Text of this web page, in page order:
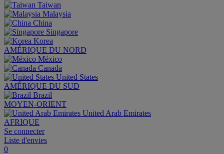
Taiwan
Malaysia
China
Singapore
Korea
AMÉRIQUE DU NORD
México
Canada
United States
AMÉRIQUE DU SUD
Brazil
MOYEN-ORIENT
United Arab Emirates
AFRIQUE
Se connecter
Liste d'envies
0